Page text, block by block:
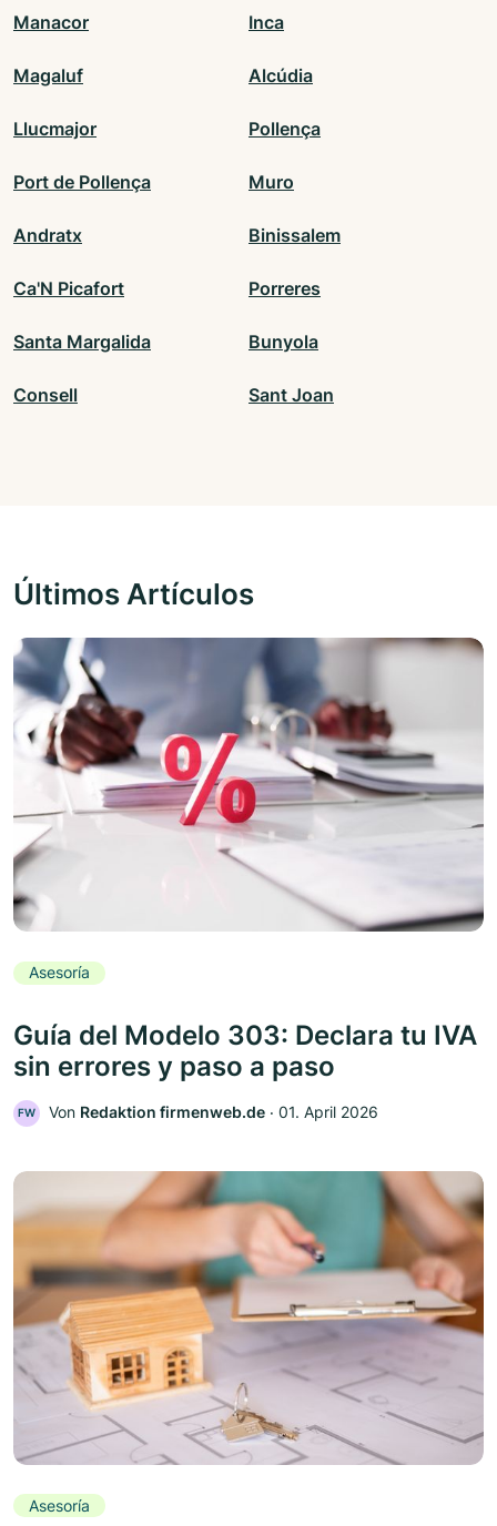
Manacor Inca
Magaluf Alcúdia
Llucmajor Pollença
Port de Pollença Muro
Andratx Binissalem
Ca'N Picafort Porreres
Santa Margalida Bunyola
Consell Sant Joan
Últimos Artículos
Asesoría
Guía del Modelo 303: Declara tu IVA
sin errores y paso a paso
FW Von Redaktion firmenweb.de ‧ 01. April 2026
Asesoría